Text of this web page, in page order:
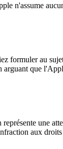
n'assume
formuler au
que
une
aux